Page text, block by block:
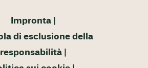
Impronta
di esclusione della
responsabilità